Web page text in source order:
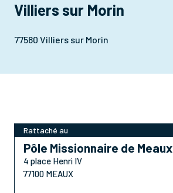
Villiers sur Morin
77580 Villiers sur Morin
Rattaché au
Pôle Missionnaire de Meaux
4 place Henri IV
77100 MEAUX